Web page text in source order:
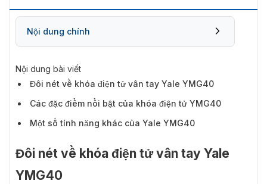
Nội dung chính
Nội dung bài viết
Đôi nét về khóa điện tử vân tay Yale YMG40
Các đặc điểm nổi bật của khóa điện tử YMG40
Một số tính năng khác của Yale YMG40
Đôi nét về khóa điện tử vân tay Yale
YMG40